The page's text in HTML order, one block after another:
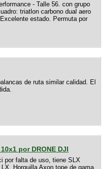
- Talle 56. con grupo
triatlon carbono dual aero
estado. Permuta por
de ruta similar calidad. El
por DRONE DJI
por falta de uso, tiene SLX
Horquilla Axon tope de gama